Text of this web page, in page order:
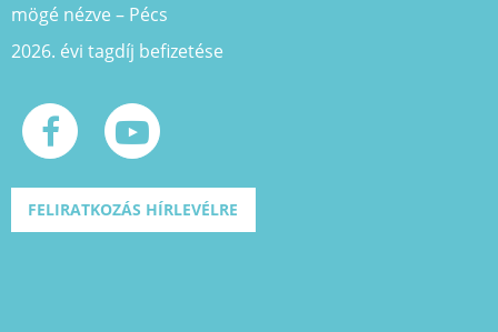
mögé nézve – Pécs
2026. évi tagdíj befizetése
FELIRATKOZÁS HÍRLEVÉLRE